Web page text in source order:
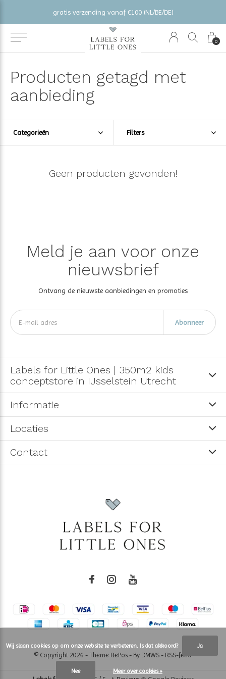
0
gratis verzending vanaf €100 (NL/BE/DE)
Producten getagd met
aanbieding
Categorieën Filters
Geen producten gevonden!
Meld je aan voor onze
nieuwsbrief
Ontvang de nieuwste aanbiedingen en promoties
Abonneer
Labels for Little Ones | 350m2 kids
conceptstore in IJsselstein Utrecht
Informatie
Locaties
Contact
© Copyright 2026 - Theme RePos - By DMWS - RSS-feed
Wij slaan cookies op om onze website te verbeteren. Is dat akkoord? Ja
Nee Meer over cookies »